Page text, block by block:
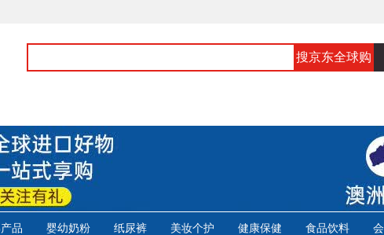
搜京东全球购
品 婴幼奶粉 纸尿裤 美妆个护 健康保健 食品饮料